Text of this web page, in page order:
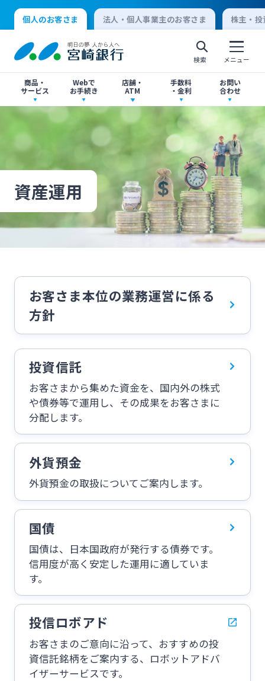
個人のお客さま 法人・個人事業主のお客さま 株主・
検索 メニュー
商品・
サービス
Webで
お手続き
店舗・
ATM
手数料
・金利
お問い
合わせ
アプリ・ネットバンキング
口座開設・預金
ローン
資産運用
保険
年金・相続
外国為替
ポイントサービス「たまるーじ倶楽部」
クレジットカード
キャッシュレスサービス
スポーツくじ「宮崎銀行toto」
その他サービス
口座開設
各種お手続き
各種ローン
投資信託
定期的なお客さま情報ご提供のお願い
Request to present your residence card
閉じる
店舗・ATM検索
ATMサービス
ご相談・ご予約
手数料一覧
金利一覧
閉じる
よくあるご質問
お問い合わせ先一覧
ご意見・ご要望
サイトマップ
チャットで相談
個人向けインターネットバンキング
ログオン
法人向けインターネットバンキング
よくあるご質問 チャットで相談
English
個人のお客さま
法人・個人事業主のお客さま
宮崎銀行について
資産運用
お客さま本位の業務運営に係る
方針
投資信託
お客さまから集めた資金を、国内外の株式
や債券等で運用し、その成果をお客さまに
分配します。
外貨預金
外貨預金の取扱についてご案内します。
国債
国債は、日本国政府が発行する債券です。
信用度が高く安定した運用に適していま
す。
投信ロボアド
お客さまのご意向に沿って、おすすめの投
資信託銘柄をご案内する、ロボットアドバ
イザーサービスです。